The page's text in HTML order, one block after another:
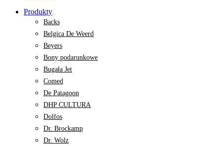
Produkty
Backs
Belgica De Weerd
Beyers
Bony podarunkowe
Bugała Jet
Comed
De Patagoon
DHP CULTURA
Dolfos
Dr. Brockamp
Dr. Wolz